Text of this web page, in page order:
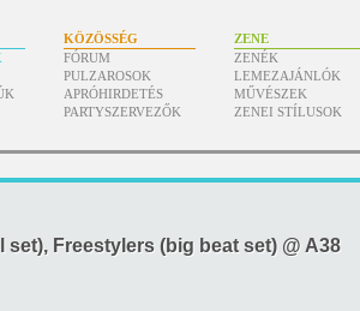
KÖZÖSSÉG
FÓRUM
PULZAROSOK
APRÓHIRDETÉS
PARTYSZERVEZŐK
ZENE
ZENÉK
LEMEZAJÁNLÓK
MŰVÉSZEK
ZENEI STÍLUSOK
Freestylers (big beat set) @ A38